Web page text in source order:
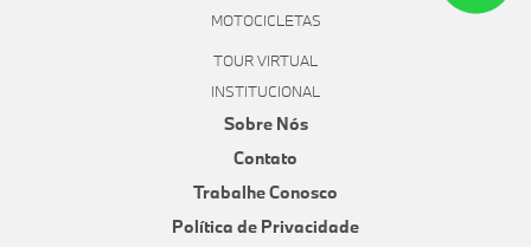
MOTOCICLETAS
TOUR VIRTUAL
INSTITUCIONAL
Sobre Nós
Contato
Trabalhe Conosco
Política de Privacidade